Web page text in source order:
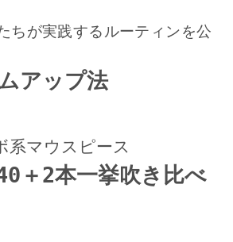
ちが実践するルーティンを公
アップ法
系マウスピース
＋2本一挙吹き比べ